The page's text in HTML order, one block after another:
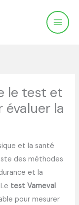
le test et
la
et la santé
des méthodes
et la
test Vameval
pour mesurer